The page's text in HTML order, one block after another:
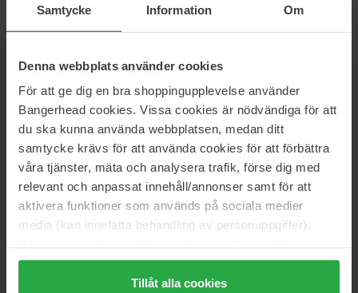
Samtycke Information Om
Denna webbplats använder cookies
För att ge dig en bra shoppingupplevelse använder
Bangerhead cookies. Vissa cookies är nödvändiga för att
du ska kunna använda webbplatsen, medan ditt
samtycke krävs för att använda cookies för att förbättra
våra tjänster, mäta och analysera trafik, förse dig med
relevant och anpassat innehåll/annonser samt för att
aktivera funktioner som används på sociala medier
media (kan innefatta behandling av personuppgifter).
Genom att trycka på "Tillåt alla cookies" accepterar du
alla cookies, medan du under "Detaljer" kan anpassa
Tillåt alla cookies
Essie
13 ml
Normalpris 111 kr
15 ml
Normalpris 160 kr
OPI
Matte Top Coat
15 ml
99 kr
Normalpris 118 kr
OPI
Mirror Shine
135 kr
Normalpris 160 kr
OPI
15 ml
Ikke på lager